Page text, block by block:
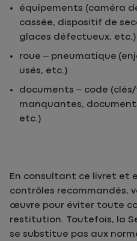
équipements (caméra
cassée, dispositif de
glaces défectueux, etc.)
roue – pneumatique
usés, etc.)
documents – code
manquantes,
etc.)
En consultant ce livret et
contrôles recommandés,
œuvre pour éviter toute
restitution. Toutefois, la
se substitue pas aux